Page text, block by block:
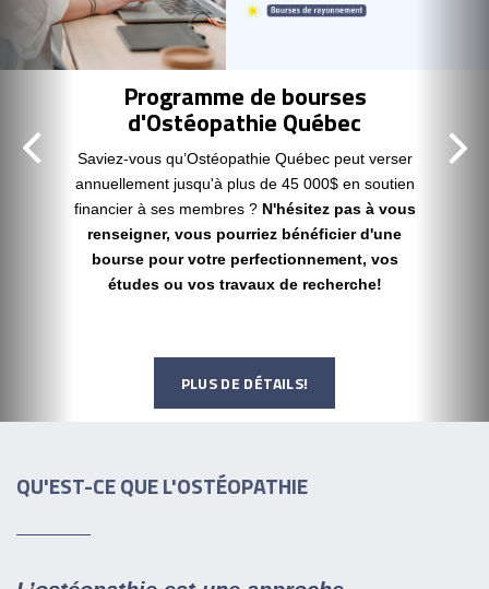
Programme de bourses
d'Ostéopathie Québec
Saviez-vous qu’Ostéopathie Québec peut verser
annuellement jusqu'à plus de 45 000$ en soutien
financier à ses membres ? N'hésitez pas à vous
renseigner, vous pourriez bénéficier d'une
bourse pour votre perfectionnement, vos
études ou vos travaux de recherche!
PLUS DE DÉTAILS!
QU'EST-CE QUE L'OSTÉOPATHIE